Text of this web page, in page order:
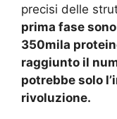
precisi delle
prima fase
350mila
raggiunto il
potrebbe solo
rivoluzione.